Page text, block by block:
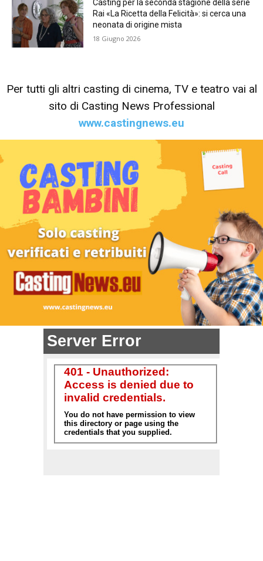
Casting per la seconda stagione della serie
Rai «La Ricetta della Felicità»: si cerca una
neonata di origine mista
18 Giugno 2026
Per tutti gli altri casting di cinema, TV e teatro vai al
sito di Casting News Professional
www.castingnews.eu